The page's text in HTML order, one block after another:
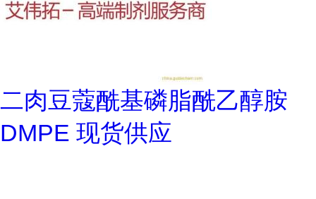
二肉豆蔻酰基磷脂酰乙醇胺
DMPE 现货供应